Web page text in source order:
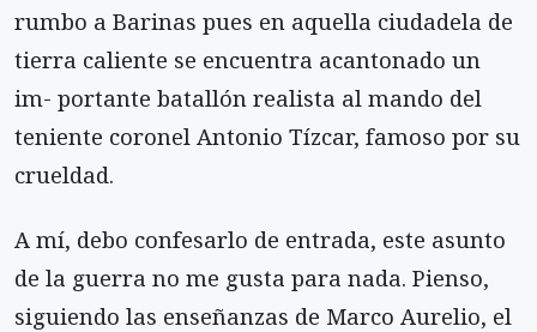
rumbo a Barinas pues en aquella ciudadela de
tierra caliente se encuentra acantonado un
im- portante batallón realista al mando del
teniente coronel Antonio Tízcar, famoso por su
crueldad.
A mí, debo confesarlo de entrada, este asunto
de la guerra no me gusta para nada. Pienso,
siguiendo las enseñanzas de Marco Aurelio, el